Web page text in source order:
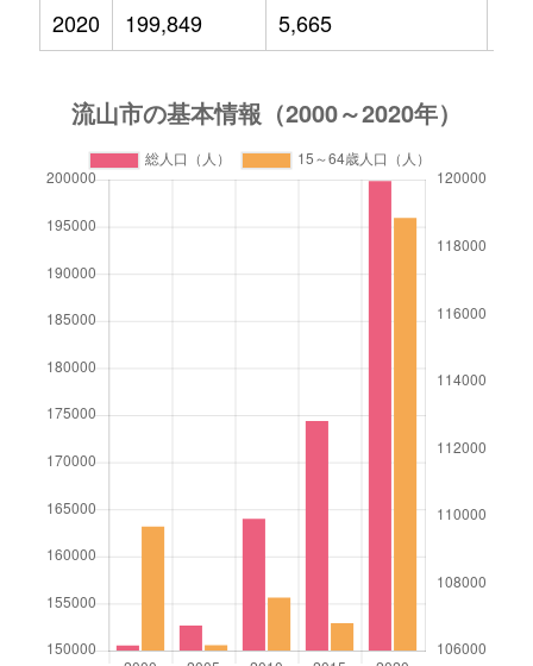
2020
199,849 5,665